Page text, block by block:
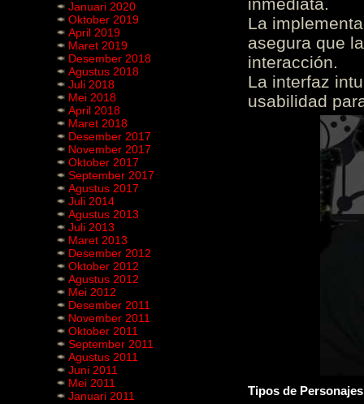
Januari 2020
Oktober 2019
April 2019
Maret 2019
Desember 2018
Agustus 2018
Juli 2018
Mei 2018
April 2018
Maret 2018
Desember 2017
November 2017
Oktober 2017
September 2017
Agustus 2017
Juli 2014
Agustus 2013
Juli 2013
Maret 2013
Desember 2012
Oktober 2012
Agustus 2012
Mei 2012
Desember 2011
November 2011
Oktober 2011
September 2011
Agustus 2011
Juni 2011
Mei 2011
Januari 2011
La
asegura que
interacción.
La interfaz
usabilidad
Tipos de